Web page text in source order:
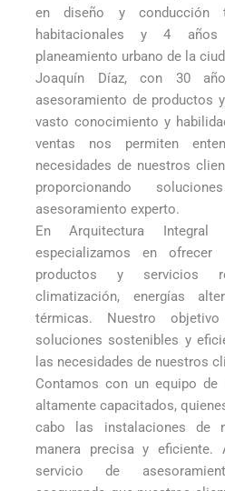
en diseño y conducción
habitacionales y 4
planeamiento urbano de la
Joaquín Díaz, con 30
asesoramiento de productos
vasto conocimiento y
ventas nos permiten
necesidades de nuestros
proporcionando
asesoramiento experto.
En Arquitectura
especializamos en
productos y servicios
climatización, energías
térmicas. Nuestro
soluciones sostenibles y
las necesidades de nuestros
Contamos con un equipo de
altamente capacitados,
cabo las instalaciones de
manera precisa y eficiente.
servicio de